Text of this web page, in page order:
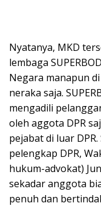
Nyatanya, MKD
lembaga
Negara manapun
neraka saja.
mengadili
oleh aggota DPR
pejabat di luar
pelengkap DPR,
hukum-advokat)
sekadar anggota
penuh dan